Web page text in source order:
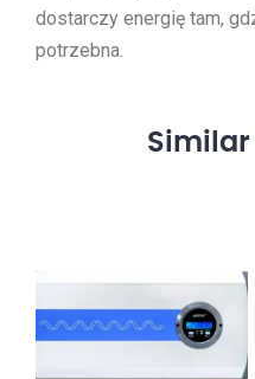
dostarczy energię tam,
potrzebna.
Similar